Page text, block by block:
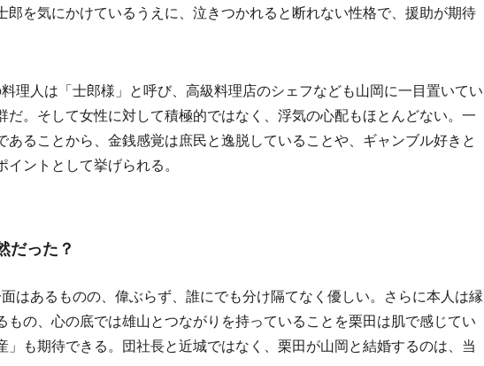
郎を気にかけているうえに、泣きつかれると断れない性格で、援助が期待
理人は「士郎様」と呼び、高級料理店のシェフなども山岡に一目置いてい
だ。そして女性に対して積極的ではなく、浮気の心配もほとんどない。一
あることから、金銭感覚は庶民と逸脱していることや、ギャンブル好きと
ントとして挙げられる。
だった？
はあるものの、偉ぶらず、誰にでも分け隔てなく優しい。さらに本人は縁
もの、心の底では雄山とつながりを持っていることを栗田は肌で感じてい
」も期待できる。団社長と近城ではなく、栗田が山岡と結婚するのは、当